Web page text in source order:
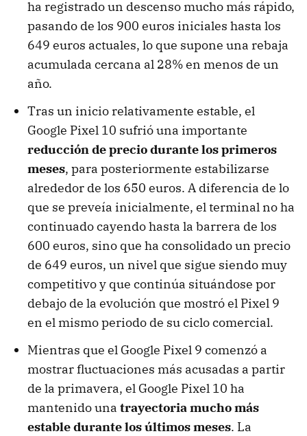
ha registrado un descenso mucho más rápido,
pasando de los 900 euros iniciales hasta los
649 euros actuales, lo que supone una rebaja
acumulada cercana al 28% en menos de un
año.
Tras un inicio relativamente estable, el
Google Pixel 10 sufrió una importante
reducción de precio durante los primeros
meses, para posteriormente estabilizarse
alrededor de los 650 euros. A diferencia de lo
que se preveía inicialmente, el terminal no ha
continuado cayendo hasta la barrera de los
600 euros, sino que ha consolidado un precio
de 649 euros, un nivel que sigue siendo muy
competitivo y que continúa situándose por
debajo de la evolución que mostró el Pixel 9
en el mismo periodo de su ciclo comercial.
Mientras que el Google Pixel 9 comenzó a
mostrar fluctuaciones más acusadas a partir
de la primavera, el Google Pixel 10 ha
mantenido una trayectoria mucho más
estable durante los últimos meses. La